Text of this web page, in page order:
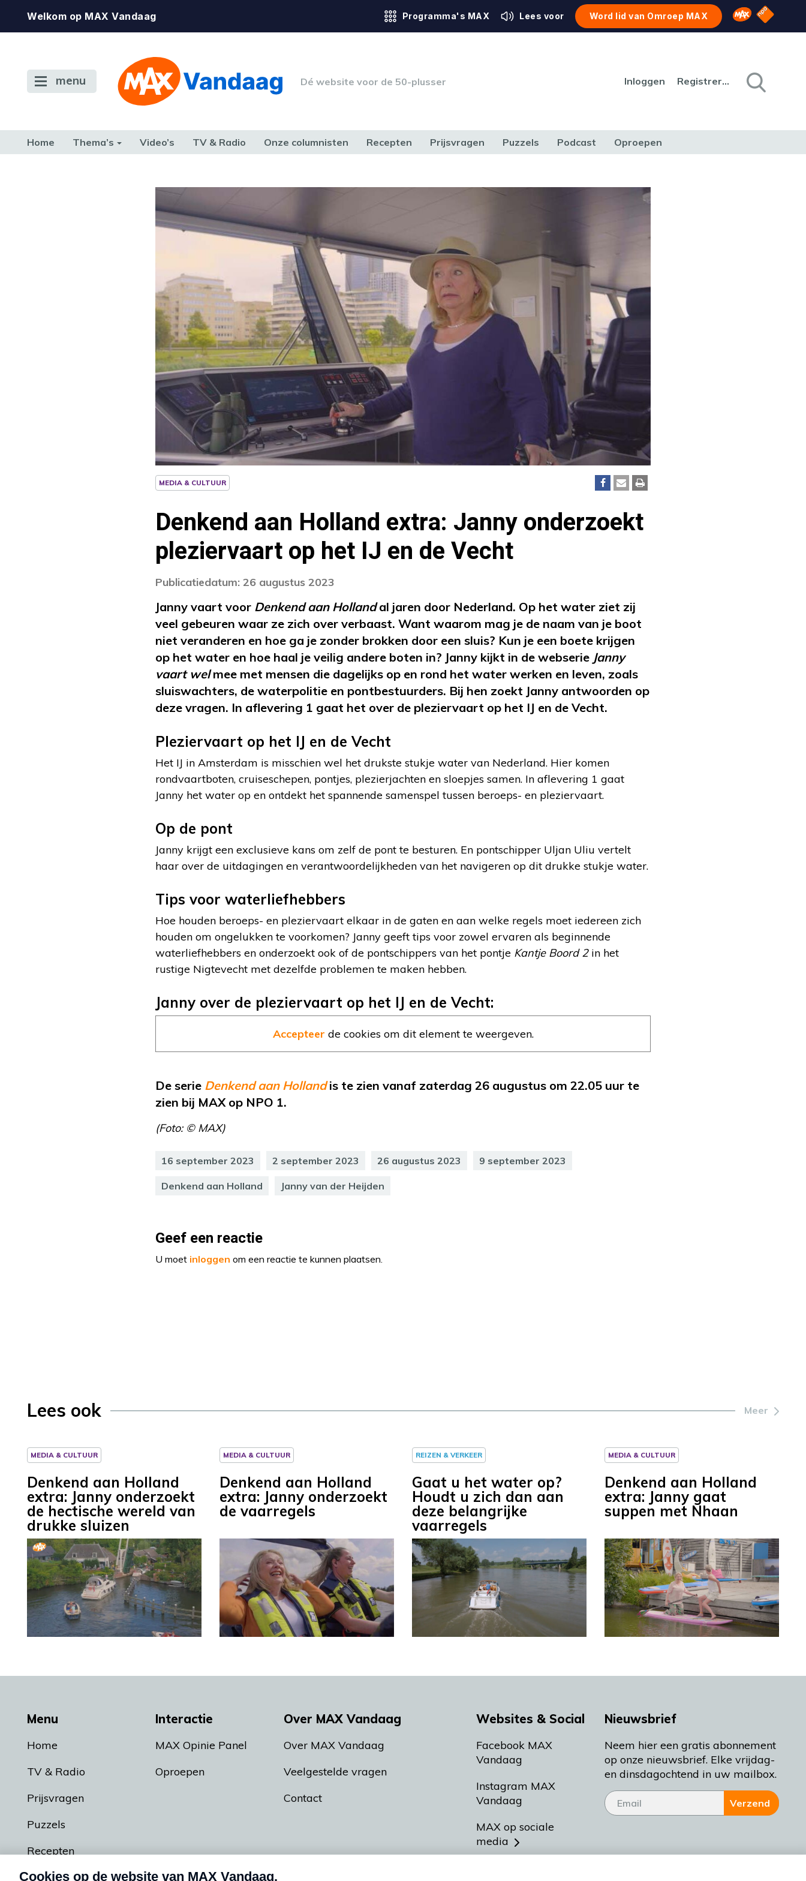
Welkom op MAX Vandaag Programma's MAX Lees voor Word lid van Omroep MAX Omroep MAX
NPO
menu Dé website voor de 50-plusser Inloggen Registreren
Home Thema’s Video’s TV & Radio Onze columnisten Recepten Prijsvragen Puzzels Podcast Oproepen
MEDIA & CULTUUR
Denkend aan Holland extra: Janny onderzoekt
pleziervaart op het IJ en de Vecht
Publicatiedatum: 26 augustus 2023
Janny vaart voor Denkend aan Hollandal jaren door Nederland. Op het water ziet zij
veel gebeuren waar ze zich over verbaast. Want waarom mag je de naam van je boot
niet veranderen en hoe ga je zonder brokken door een sluis? Kun je een boete krijgen
op het water en hoe haal je veilig andere boten in? Janny kijkt in de webserie Janny
vaart welmee met mensen die dagelijks op en rond het water werken en leven, zoals
sluiswachters, de waterpolitie en pontbestuurders. Bij hen zoekt Janny antwoorden op
deze vragen. In aflevering 1 gaat het over de pleziervaart op het IJ en de Vecht.
Pleziervaart op het IJ en de Vecht
Het IJ in Amsterdam is misschien wel het drukste stukje water van Nederland. Hier komen
rondvaartboten, cruiseschepen, pontjes, plezierjachten en sloepjes samen. In aflevering 1 gaat
Janny het water op en ontdekt het spannende samenspel tussen beroeps- en pleziervaart.
Op de pont
Janny krijgt een exclusieve kans om zelf de pont te besturen. En pontschipper Uljan Uliu vertelt
haar over de uitdagingen en verantwoordelijkheden van het navigeren op dit drukke stukje water.
Tips voor waterliefhebbers
Hoe houden beroeps- en pleziervaart elkaar in de gaten en aan welke regels moet iedereen zich
houden om ongelukken te voorkomen? Janny geeft tips voor zowel ervaren als beginnende
waterliefhebbers en onderzoekt ook of de pontschippers van het pontje Kantje Boord 2in het
rustige Nigtevecht met dezelfde problemen te maken hebben.
Janny over de pleziervaart op het IJ en de Vecht:
Accepteer de cookies om dit element te weergeven.
De serie Denkend aan Hollandis te zien vanaf zaterdag 26 augustus om 22.05 uur te
zien bij MAX op NPO 1.
(Foto: © MAX)
16 september 2023 2 september 2023 26 augustus 2023 9 september 2023
Denkend aan Holland Janny van der Heijden
Geef een reactie
U moet inloggen om een reactie te kunnen plaatsen.
Lees ook Meer
MEDIA & CULTUUR
Denkend aan Holland
extra: Janny onderzoekt
de hectische wereld van
drukke sluizen
MEDIA & CULTUUR
Denkend aan Holland
extra: Janny onderzoekt
de vaarregels
REIZEN & VERKEER
Gaat u het water op?
Houdt u zich dan aan
deze belangrijke
vaarregels
MEDIA & CULTUUR
Denkend aan Holland
extra: Janny gaat
suppen met Nhaan
Menu
Home
TV & Radio
Prijsvragen
Puzzels
Recepten
Podcasts
Interactie
MAX Opinie Panel
Oproepen
Over MAX Vandaag
Over MAX Vandaag
Veelgestelde vragen
Contact
Websites & Social
Facebook MAX
Vandaag
Instagram MAX
Vandaag
MAX op sociale
media
Nieuwsbrief
Neem hier een gratis abonnement
op onze nieuwsbrief. Elke vrijdag-
en dinsdagochtend in uw mailbox.
Verzend